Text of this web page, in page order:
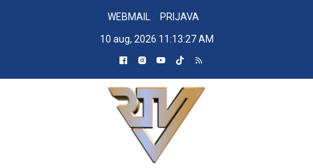
WEBMAIL
PRIJAVA
10 aug, 2026 11:13:28 AM